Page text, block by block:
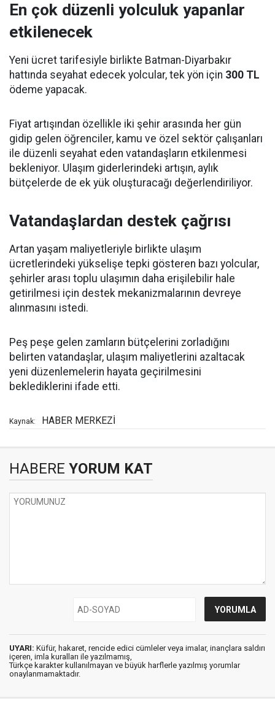
En çok düzenli yolculuk yapanlar
etkilenecek
Yeni ücret tarifesiyle birlikte Batman-Diyarbakır
hattında seyahat edecek yolcular, tek yön için 300 TL
ödeme yapacak.
Fiyat artışından özellikle iki şehir arasında her gün
gidip gelen öğrenciler, kamu ve özel sektör çalışanları
ile düzenli seyahat eden vatandaşların etkilenmesi
bekleniyor. Ulaşım giderlerindeki artışın, aylık
bütçelerde de ek yük oluşturacağı değerlendiriliyor.
Vatandaşlardan destek çağrısı
Artan yaşam maliyetleriyle birlikte ulaşım
ücretlerindeki yükselişe tepki gösteren bazı yolcular,
şehirler arası toplu ulaşımın daha erişilebilir hale
getirilmesi için destek mekanizmalarının devreye
alınmasını istedi.
Peş peşe gelen zamların bütçelerini zorladığını
belirten vatandaşlar, ulaşım maliyetlerini azaltacak
yeni düzenlemelerin hayata geçirilmesini
beklediklerini ifade etti.
Kaynak: HABER MERKEZİ
HABERE YORUM KAT
UYARI: Küfür, hakaret, rencide edici cümleler veya imalar, inançlara saldırı
içeren, imla kuralları ile yazılmamış,
Türkçe karakter kullanılmayan ve büyük harflerle yazılmış yorumlar
onaylanmamaktadır.